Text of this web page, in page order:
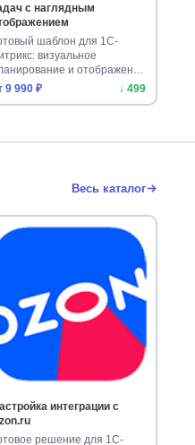
с наглядным
шаблон для 1С-
визуальное
и отображение
по дн…
9 990 ₽ ↓ 499
Весь каталог
интеграции с
решение для 1С-